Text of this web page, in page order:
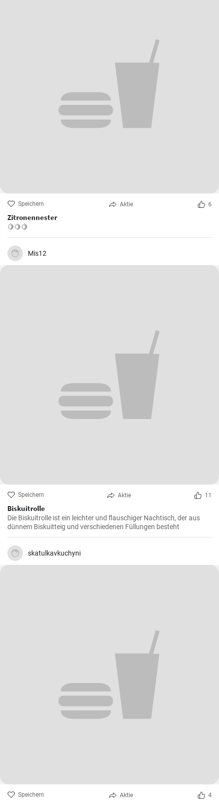
Speichern Aktie 6
Zitronennester
🍋🍋🍋
Mis12
Speichern Aktie 11
Biskuitrolle
Die Biskuitrolle ist ein leichter und flauschiger Nachtisch, der aus
dünnem Biskuitteig und verschiedenen Füllungen besteht
skatulkavkuchyni
Speichern Aktie 4